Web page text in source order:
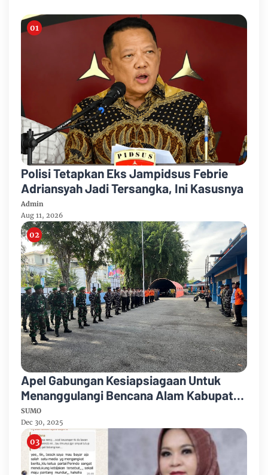
Polisi Tetapkan Eks Jampidsus Febrie
Adriansyah Jadi Tersangka, Ini Kasusnya
Admin
Aug 11, 2026
Apel Gabungan Kesiapsiagaan Untuk
Menanggulangi Bencana Alam Kabupaten
Bengkalis
SUMO
Dec 30, 2025